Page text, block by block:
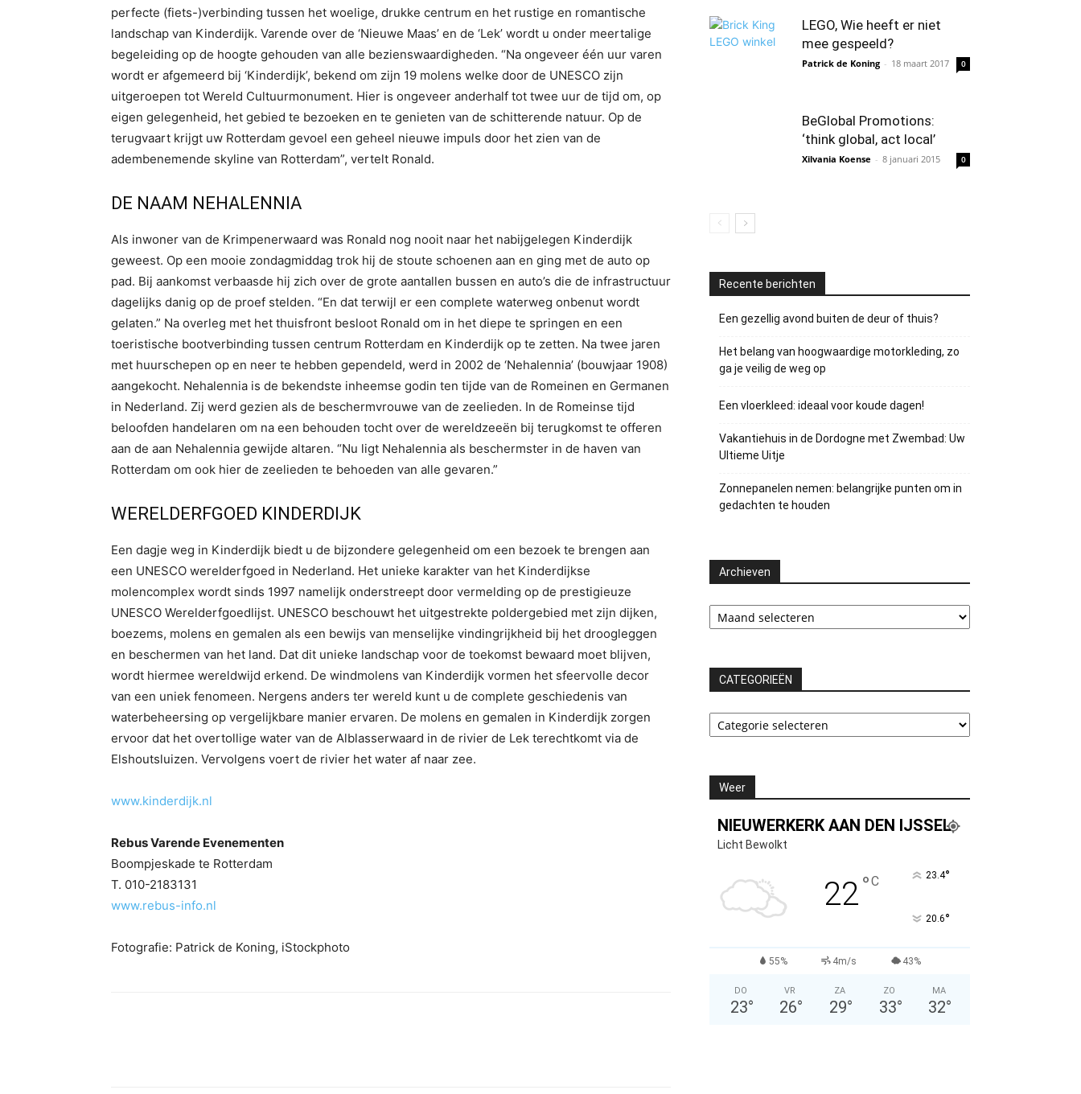
perfecte (fiets-)verbinding tussen het woelige, drukke centrum en het rustige en romantische
landschap van Kinderdijk. Varende over de ‘Nieuwe Maas’ en de ‘Lek’ wordt u onder meertalige
begeleiding op de hoogte gehouden van alle bezienswaardigheden. “Na ongeveer één uur varen
wordt er afgemeerd bij ‘Kinderdijk’, bekend om zijn 19 molens welke door de UNESCO zijn
uitgeroepen tot Wereld Cultuurmonument. Hier is ongeveer anderhalf tot twee uur de tijd om, op
eigen gelegenheid, het gebied te bezoeken en te genieten van de schitterende natuur. Op de
terugvaart krijgt uw Rotterdam gevoel een geheel nieuwe impuls door het zien van de
adembenemende skyline van Rotterdam”, vertelt Ronald.
DE NAAM NEHALENNIA
Als inwoner van de Krimpenerwaard was Ronald nog nooit naar het nabijgelegen Kinderdijk
geweest. Op een mooie zondagmiddag trok hij de stoute schoenen aan en ging met de auto op
pad. Bij aankomst verbaasde hij zich over de grote aantallen bussen en auto’s die de infrastructuur
dagelijks danig op de proef stelden. “En dat terwijl er een complete waterweg onbenut wordt
gelaten.” Na overleg met het thuisfront besloot Ronald om in het diepe te springen en een
toeristische bootverbinding tussen centrum Rotterdam en Kinderdijk op te zetten. Na twee jaren
met huurschepen op en neer te hebben gependeld, werd in 2002 de ‘Nehalennia’ (bouwjaar 1908)
aangekocht. Nehalennia is de bekendste inheemse godin ten tijde van de Romeinen en Germanen
in Nederland. Zij werd gezien als de beschermvrouwe van de zeelieden. In de Romeinse tijd
beloofden handelaren om na een behouden tocht over de wereldzeeën bij terugkomst te offeren
aan de aan Nehalennia gewijde altaren. “Nu ligt Nehalennia als beschermster in de haven van
Rotterdam om ook hier de zeelieden te behoeden van alle gevaren.”
WERELDERFGOED KINDERDIJK
Een dagje weg in Kinderdijk biedt u de bijzondere gelegenheid om een bezoek te brengen aan
een UNESCO werelderfgoed in Nederland. Het unieke karakter van het Kinderdijkse
molencomplex wordt sinds 1997 namelijk onderstreept door vermelding op de prestigieuze
UNESCO Werelderfgoedlijst. UNESCO beschouwt het uitgestrekte poldergebied met zijn dijken,
boezems, molens en gemalen als een bewijs van menselijke vindingrijkheid bij het droogleggen
en beschermen van het land. Dat dit unieke landschap voor de toekomst bewaard moet blijven,
wordt hiermee wereldwijd erkend. De windmolens van Kinderdijk vormen het sfeervolle decor
van een uniek fenomeen. Nergens anders ter wereld kunt u de complete geschiedenis van
waterbeheersing op vergelijkbare manier ervaren. De molens en gemalen in Kinderdijk zorgen
ervoor dat het overtollige water van de Alblasserwaard in de rivier de Lek terechtkomt via de
Elshoutsluizen. Vervolgens voert de rivier het water af naar zee.
www.kinderdijk.nl
Rebus Varende Evenementen
Boompjeskade te Rotterdam
T. 010-2183131
www.rebus-info.nl
Fotografie: Patrick de Koning, iStockphoto
LEGO, Wie heeft er niet
mee gespeeld?
Patrick de Koning - 18 maart 2017 0
BeGlobal Promotions:
‘think global, act local’
Xilvania Koense - 8 januari 2015 0
Recente berichten
Een gezellig avond buiten de deur of thuis?
Het belang van hoogwaardige motorkleding, zo
ga je veilig de weg op
Een vloerkleed: ideaal voor koude dagen!
Vakantiehuis in de Dordogne met Zwembad: Uw
Ultieme Uitje
Zonnepanelen nemen: belangrijke punten om in
gedachten te houden
Archieven
Archieven
CATEGORIEËN
CATEGORIEËN
Weer
NIEUWERKERK AAN DEN IJSSEL
Licht Bewolkt
22°C 23.4°
20.6°
55% 4m/s 43%
DO
23°
VR
26°
ZA
29°
ZO
33°
MA
32°